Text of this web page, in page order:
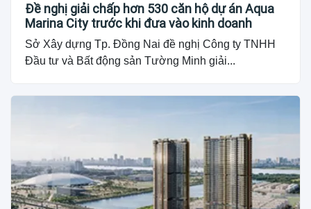
Đề nghị giải chấp hơn 530 căn hộ dự án Aqua
Marina City trước khi đưa vào kinh doanh
Sở Xây dựng Tp. Đồng Nai đề nghị Công ty TNHH
Đầu tư và Bất động sản Tường Minh giải...